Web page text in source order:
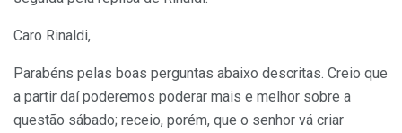
Caro Rinaldi,
Parabéns pelas boas perguntas abaixo descritas. Creio que
a partir daí poderemos poderar mais e melhor sobre a
questão sábado; receio, porém, que o senhor vá criar